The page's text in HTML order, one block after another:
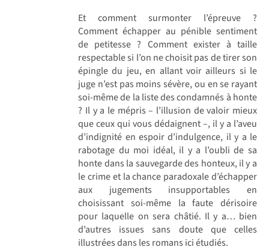
Et comment surmonter l’épreuve ?
Comment échapper au pénible sentiment
de petitesse ? Comment exister à taille
respectable si l’on ne choisit pas de tirer son
épingle du jeu, en allant voir ailleurs si le
juge n’est pas moins sévère, ou en se rayant
soi-même de la liste des condamnés à honte
? Il y a le mépris – l’illusion de valoir mieux
que ceux qui vous dédaignent –, il y a l’aveu
d’indignité en espoir d’indulgence, il y a le
rabotage du moi idéal, il y a l’oubli de sa
honte dans la sauvegarde des honteux, il y a
le crime et la chance paradoxale d’échapper
aux jugements insupportables en
choisissant soi-même la faute dérisoire
pour laquelle on sera châtié. Il y a… bien
d’autres issues sans doute que celles
illustrées dans les romans ici étudiés.